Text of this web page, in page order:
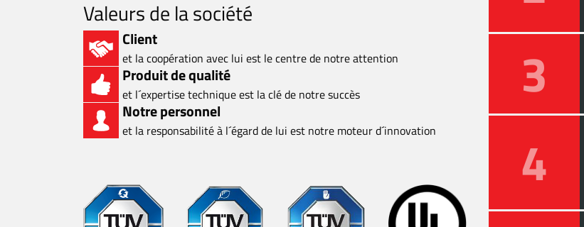
Valeurs de la société
Client
et la coopération avec lui est le centre de notre attention
Produit de qualité
et l´expertise technique est la clé de notre succès
Notre personnel
et la responsabilité à l´égard de lui est notre moteur d´innovation
3
4